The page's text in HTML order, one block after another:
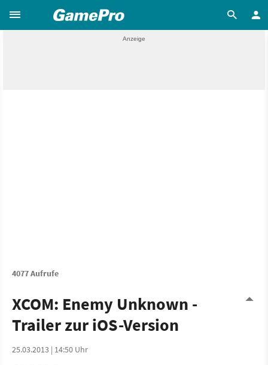
4077 Aufrufe
XCOM: Enemy Unknown -
Trailer zur iOS-Version
25.03.2013 | 14:50 Uhr